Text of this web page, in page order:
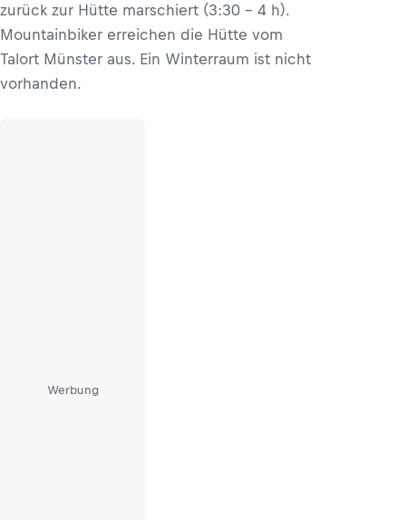
zurück zur Hütte marschiert (3:30 – 4 h).
Mountainbiker erreichen die Hütte vom
Talort Münster aus. Ein Winterraum ist nicht
vorhanden.
Werbung